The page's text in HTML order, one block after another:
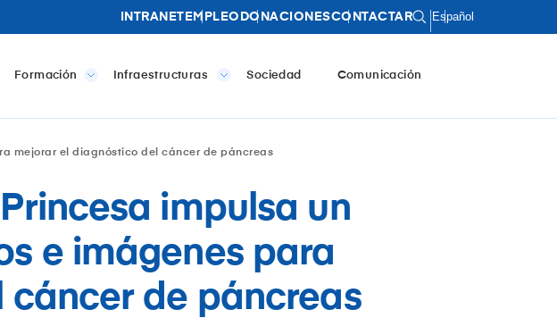
INTRANET EMPLEO DONACIONESCONTACTAR Español
Formación Infraestructuras Sociedad Comunicación
mejorar el diagnóstico del cáncer de páncreas
impulsa un
e imágenes para
de páncreas